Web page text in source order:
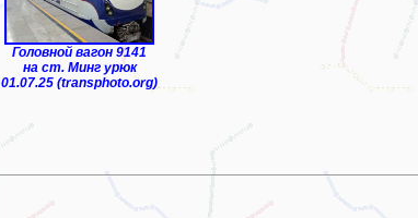
Головной вагон 9141
на ст. Минг урюк
01.07.25 (transphoto.org)